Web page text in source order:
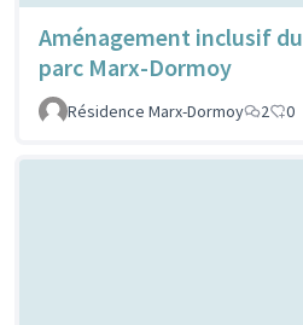
Aménagement inclusif du
parc Marx-Dormoy
Résidence Marx-Dormoy
2 0